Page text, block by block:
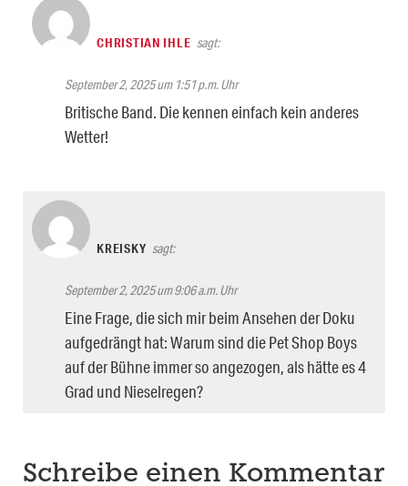
CHRISTIAN IHLE sagt:
September 2, 2025 um 1:51 p.m. Uhr
Britische Band. Die kennen einfach kein anderes
Wetter!
KREISKY sagt:
September 2, 2025 um 9:06 a.m. Uhr
Eine Frage, die sich mir beim Ansehen der Doku
aufgedrängt hat: Warum sind die Pet Shop Boys
auf der Bühne immer so angezogen, als hätte es 4
Grad und Nieselregen?
Schreibe einen Kommentar